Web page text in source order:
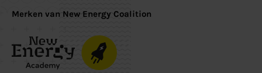
Merken van New Energy Coalition